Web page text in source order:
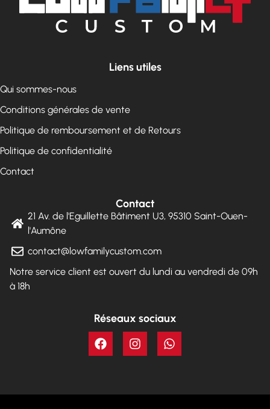
Liens utiles
Qui sommes-nous
Conditions générales de vente
Politique de remboursement et de Retours
Politique de confidentialité
Contact
Contact
21 Av. de l'Eguillette Bâtiment U3, 95310 Saint-Ouen-
l'Aumône
contact@lowfamilycustom.com
Notre service client est ouvert du lundi au vendredi de 09h
à 18h
Réseaux sociaux